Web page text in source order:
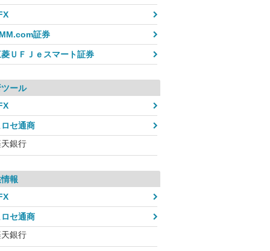
証券
菱ＵＦＪｅスマート証券
ール
ロセ通商
銀行
報
ロセ通商
銀行